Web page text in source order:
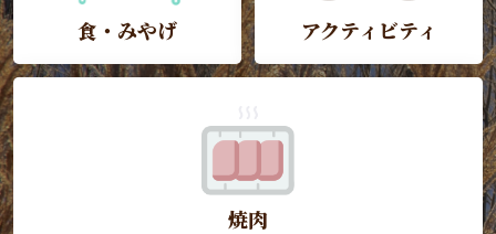
食・みやげ アクティビティ
焼肉